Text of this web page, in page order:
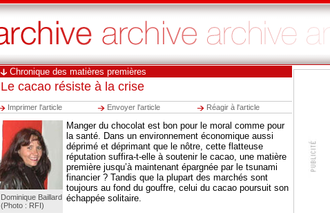
Chronique des matières premières
Le cacao résiste à la crise
Imprimer l'article Envoyer l'article Réagir à l'article
Dominique Baillard
(Photo : RFI)
Manger du chocolat est bon pour le moral comme pour
la santé. Dans un environnement économique aussi
déprimé et déprimant que le nôtre, cette flatteuse
réputation suffira-t-elle à soutenir le cacao, une matière
première jusqu’à maintenant épargnée par le tsunami
financier ? Tandis que la plupart des marchés sont
toujours au fond du gouffre, celui du cacao poursuit son
échappée solitaire.